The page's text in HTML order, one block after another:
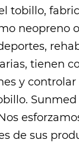
tobillo,
neopreno
tienen
y controlar
Sunmed
de sus